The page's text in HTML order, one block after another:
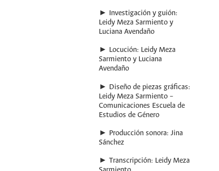
► Investigación y guión:
Leidy Meza Sarmiento y
Luciana Avendaño
► Locución: Leidy Meza
Sarmiento y Luciana
Avendaño
► Diseño de piezas gráficas:
Leidy Meza Sarmiento –
Comunicaciones Escuela de
Estudios de Género
► Producción sonora: Jina
Sánchez
► Transcripción: Leidy Meza